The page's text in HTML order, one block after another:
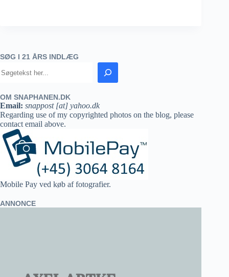
SØG I 21 ÅRS INDLÆG
OM SNAPHANEN.DK
Email: snappost [at] yahoo.dk
Regarding use of my copyrighted photos on the blog, please
contact email above.
Mobile Pay ved køb af fotografier.
ANNONCE